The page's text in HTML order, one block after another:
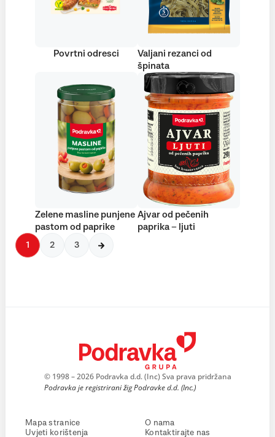
Povrtni odresci
Valjani rezanci od
špinata
Zelene masline punjene
pastom od paprike
Ajvar od pečenih
paprika – ljuti
1 2 3
© 1998 – 2026 Podravka d.d. (Inc) Sva prava pridržana
Podravka je registrirani žig Podravke d.d. (Inc.)
Mapa stranice
Uvjeti korištenja
O nama
Kontaktirajte nas